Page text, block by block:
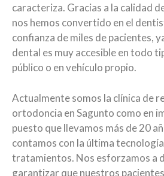
caracteriza. Gracias a la calidad
nos hemos convertido en el
confianza de miles de pacientes,
dental es muy accesible en todo
público o en vehículo propio.
Actualmente somos la clínica de
ortodoncia en Sagunto como en
puesto que llevamos más de 20
contamos con la última
tratamientos. Nos esforzamos a
garantizar que nuestros